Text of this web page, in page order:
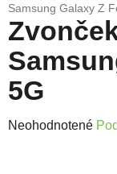
Samsung Galaxy Z
5G
Priemerné
Neohodnotené